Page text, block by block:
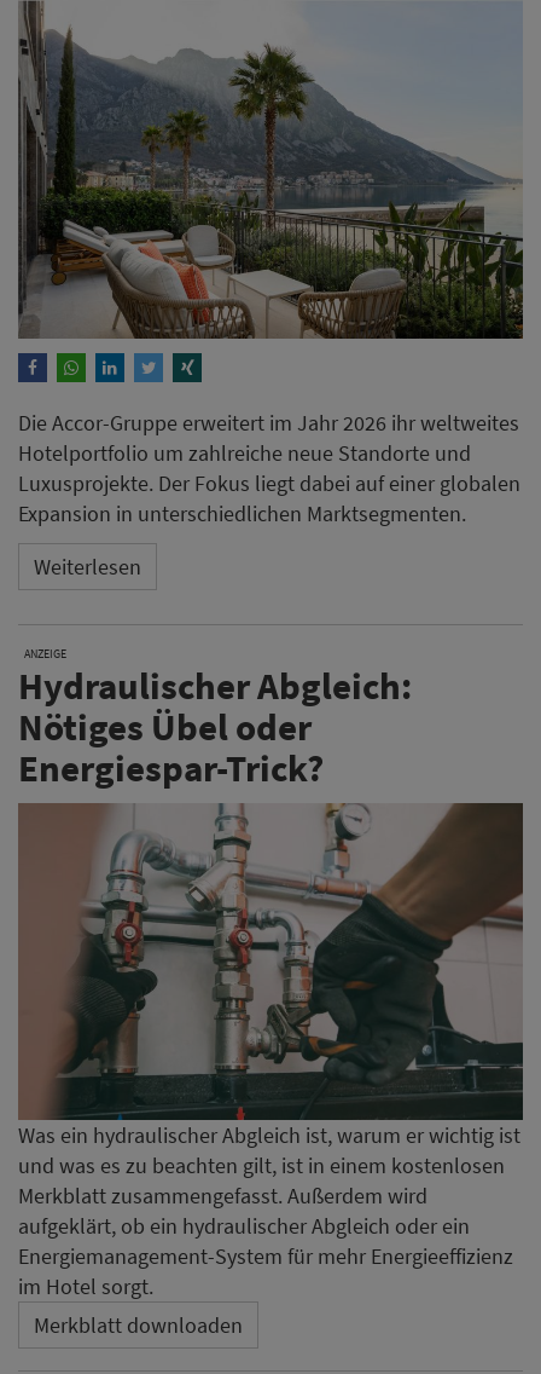
Die Accor-Gruppe erweitert im Jahr 2026 ihr weltweites
Hotelportfolio um zahlreiche neue Standorte und
Luxusprojekte. Der Fokus liegt dabei auf einer globalen
Expansion in unterschiedlichen Marktsegmenten.
Weiterlesen
ANZEIGE
Hydraulischer Abgleich:
Nötiges Übel oder
Energiespar-Trick?
Was ein hydraulischer Abgleich ist, warum er wichtig ist
und was es zu beachten gilt, ist in einem kostenlosen
Merkblatt zusammengefasst. Außerdem wird
aufgeklärt, ob ein hydraulischer Abgleich oder ein
Energiemanagement-System für mehr Energieeffizienz
im Hotel sorgt.
Merkblatt downloaden